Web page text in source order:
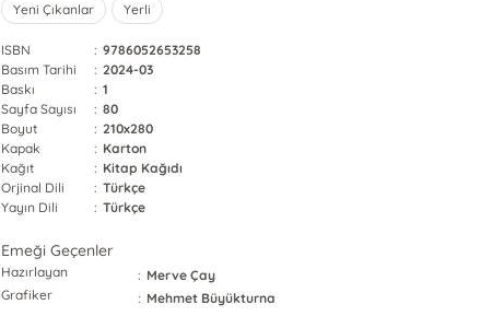
Yeni Çıkanlar Yerli
ISBN : 9786052653258
Basım Tarihi
: 2024-03
Baskı
: 1
Sayfa Sayısı
: 80
Boyut
: 210x280
Kapak
: Karton
Kağıt
: Kitap Kağıdı
Orjinal Dili
: Türkçe
Yayın Dili
: Türkçe
Emeği Geçenler
Hazırlayan : Merve Çay
Grafiker
: Mehmet Büyükturna